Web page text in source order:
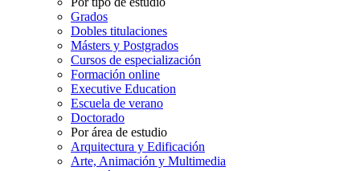
Grados
Dobles titulaciones
Másters y Postgrados
Cursos de especialización
Formación online
Executive Education
Escuela de verano
Doctorado
Por área de estudio
Arquitectura y Edificación
Arte, Animación y Multimedia